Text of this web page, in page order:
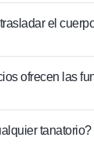
el
ofrecen las
tanatorio?